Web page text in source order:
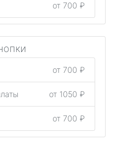
от 700 ₽
от 700 ₽
от 1050 ₽
от 700 ₽